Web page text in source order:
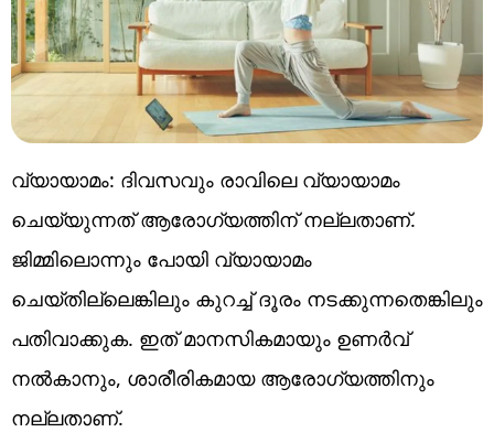
വ്യായാമം: ദിവസവും രാവിലെ വ്യായാമം
ചെയ്യുന്നത് ആരോഗ്യത്തിന് നല്ലതാണ്.
ജിമ്മിലൊന്നും പോയി വ്യായാമം
ചെയ്തില്ലെങ്കിലും കുറച്ച് ദൂരം നടക്കുന്നതെങ്കിലും
പതിവാക്കുക. ഇത് മാനസികമായും ഉണർവ്
നൽകാനും, ശാരീരികമായ ആരോഗ്യത്തിനും
നല്ലതാണ്.